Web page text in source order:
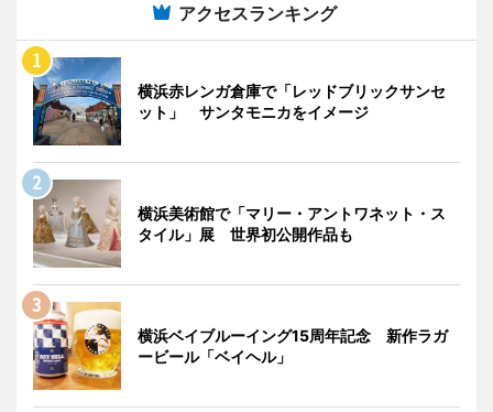
アクセスランキング
横浜赤レンガ倉庫で「レッドブリックサンセ
ット」 サンタモニカをイメージ
横浜美術館で「マリー・アントワネット・ス
タイル」展 世界初公開作品も
横浜ベイブルーイング15周年記念 新作ラガ
ービール「ベイヘル」